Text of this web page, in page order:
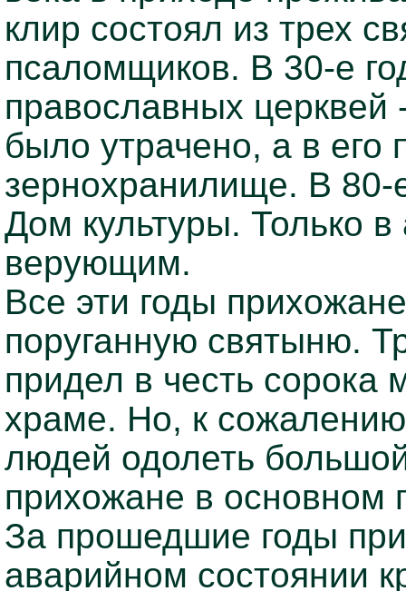
клир состоял из трех
псаломщиков. В 30-е
православных церквей
было утрачено, а в
зернохранилище. В 80-
Дом культуры. Только
верующим.
Все эти годы
поруганную святыню.
придел в честь сорока
храме. Но, к
людей одолеть
прихожане в основном
За прошедшие годы
аварийном состоянии